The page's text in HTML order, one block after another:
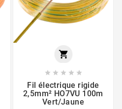

    
Fil électrique rigide
2,5mm² HO7VU 100m
Vert/Jaune